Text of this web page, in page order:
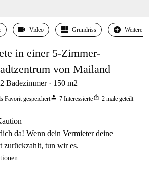
Video Grundriss Weitere
in einer 5-Zimmer-
von Mailand
2 Badezimmer 150 m2
Favorit gespeichertperson 7 Interessierteios_share 2 male geteilt
da! Wenn dein Vermieter deine
zurückzahlt, tun wir es.